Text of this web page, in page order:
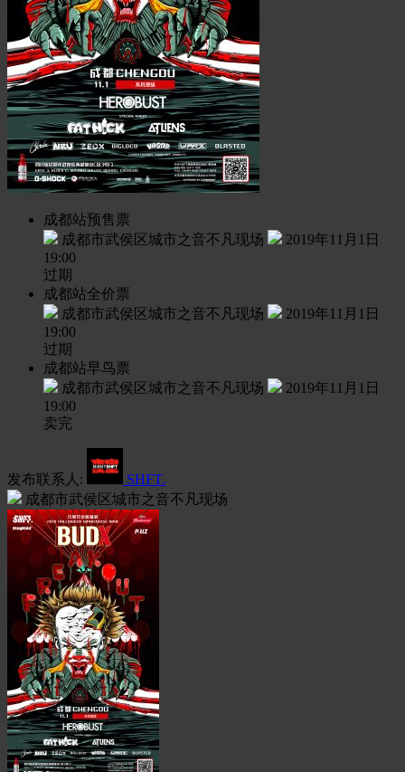
成都站预售票
成都市武侯区城市之音不凡现场
2019年11月1日
19:00
过期
成都站全价票
成都市武侯区城市之音不凡现场
2019年11月1日
19:00
过期
成都站早鸟票
成都市武侯区城市之音不凡现场
2019年11月1日
19:00
卖完
发布联系人:
SHFT.
成都市武侯区城市之音不凡现场